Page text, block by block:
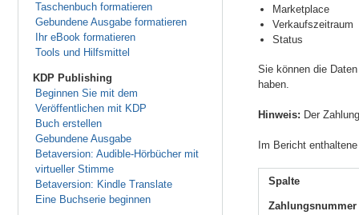
Taschenbuch formatieren
Gebundene Ausgabe formatieren
Ihr eBook formatieren
Tools und Hilfsmittel
KDP Publishing
Beginnen Sie mit dem
Veröffentlichen mit KDP
Buch erstellen
Gebundene Ausgabe
Betaversion: Audible-Hörbücher mit
virtueller Stimme
Betaversion: Kindle Translate
Eine Buchserie beginnen
Marketplace
Verkaufszeitraum
Status
Sie können die
haben.
Hinweis: Der
Im Bericht
Spalte
Zahlungsnummer